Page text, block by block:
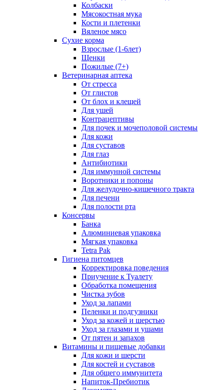
Колбаски
Мясокостная мука
Кости и плетенки
Вяленое мясо
Сухие корма
Взрослые (1-6лет)
Щенки
Пожилые (7+)
Ветеринарная аптека
От стресса
От глистов
От блох и клещей
Для ушей
Контрацептивы
Для почек и мочеполовой системы
Для кожи
Для суставов
Для глаз
Антибиотики
Для иммунной системы
Воротники и попоны
Для желудочно-кишечного тракта
Для печени
Для полости рта
Консервы
Банка
Алюминиевая упаковка
Мягкая упаковка
Tetra Pak
Гигиена питомцев
Корректировка поведения
Приучение к Туалету
Обработка помещения
Чистка зубов
Уход за лапами
Пеленки и подгузники
Уход за кожей и шерстью
Уход за глазами и ушами
От пятен и запахов
Витамины и пищевые добавки
Для кожи и шерсти
Для костей и суставов
Для общего иммунитета
Напиток-Пребиотик